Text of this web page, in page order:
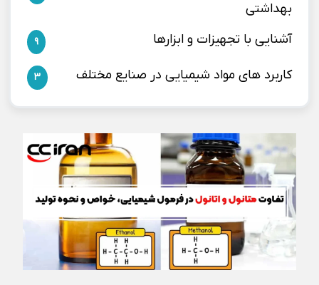
بهداشتی
آشنایی با تجهیزات و ابزارها 9
کاربرد های مواد شیمیایی در صنایع مختلف 3